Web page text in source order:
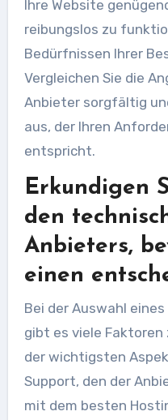
Ihre Website
reibungslos zu
Bedürfnissen Ihrer
Vergleichen Sie die
Anbieter sorgfältig
aus, der Ihren
entspricht.
Erkundigen
den
Anbieters,
einen
Bei der Auswahl
gibt es viele Faktoren
der wichtigsten
Support, den der
mit dem besten